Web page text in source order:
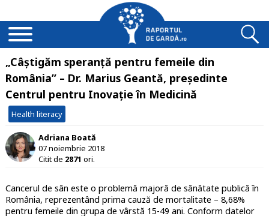
„Câștigăm speranță pentru femeile din
România” – Dr. Marius Geantă, președinte
Centrul pentru Inovație în Medicină
Health literacy
Adriana Boată
07 noiembrie 2018
Citit de 2871 ori.
Cancerul de sân este o problemă majoră de sănătate publică în
România, reprezentând prima cauză de mortalitate – 8,68%
pentru femeile din grupa de vârstă 15-49 ani. Conform datelor